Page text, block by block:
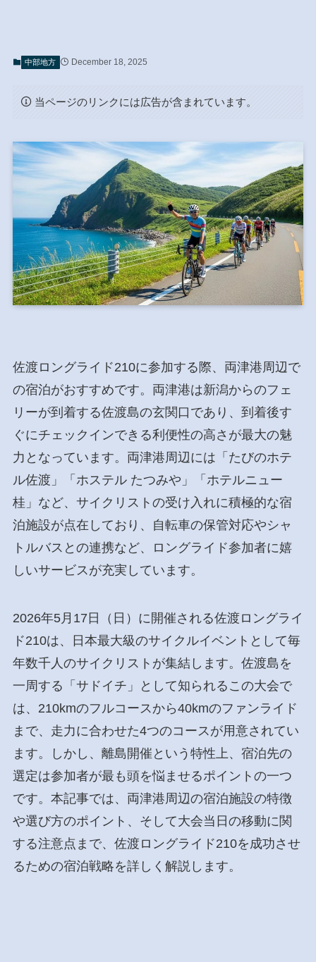
中部地方 December 18, 2025
当ページのリンクには広告が含まれています。
佐渡ロングライド210に参加する際、両津港周辺で
の宿泊がおすすめです。両津港は新潟からのフェ
リーが到着する佐渡島の玄関口であり、到着後す
ぐにチェックインできる利便性の高さが最大の魅
力となっています。両津港周辺には「たびのホテ
ル佐渡」「ホステル たつみや」「ホテルニュー
桂」など、サイクリストの受け入れに積極的な宿
泊施設が点在しており、自転車の保管対応やシャ
トルバスとの連携など、ロングライド参加者に嬉
しいサービスが充実しています。
2026年5月17日（日）に開催される佐渡ロングライ
ド210は、日本最大級のサイクルイベントとして毎
年数千人のサイクリストが集結します。佐渡島を
一周する「サドイチ」として知られるこの大会で
は、210kmのフルコースから40kmのファンライド
まで、走力に合わせた4つのコースが用意されてい
ます。しかし、離島開催という特性上、宿泊先の
選定は参加者が最も頭を悩ませるポイントの一つ
です。本記事では、両津港周辺の宿泊施設の特徴
や選び方のポイント、そして大会当日の移動に関
する注意点まで、佐渡ロングライド210を成功させ
るための宿泊戦略を詳しく解説します。